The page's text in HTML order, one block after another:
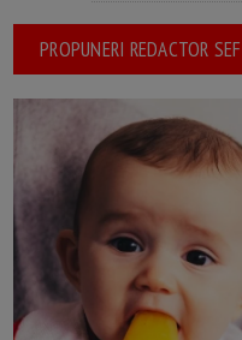
PROPUNERI REDACTOR SEF